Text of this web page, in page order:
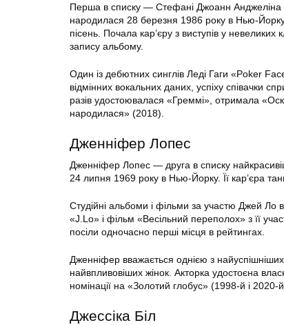
Перша в списку — Стефані Джоанн Анджеліна
народилася 28 березня 1986 року в Нью-
пісень. Почала кар’єру з виступів у
запису альбому.
Один із дебютних синглів Леді Гаги «Poker
відмінних вокальних даних, успіху співачки
разів удостоювалася «Греммі», отримала
народилася» (2018).
Дженніфер Лопес
Дженніфер Лопес — друга в списку
24 липня 1969 року в Нью-Йорку. Її кар’єра
Студійні альбоми і фільми за участю Джей Ло
«J.Lo» і фільм «Весільний переполох» з її
посіли одночасно перші місця в рейтингах.
Дженніфер вважається однією з
найвпливовіших жінок. Акторка удостоєна
номінації на «Золотий глобус» (1998-й і
Джессіка Біл